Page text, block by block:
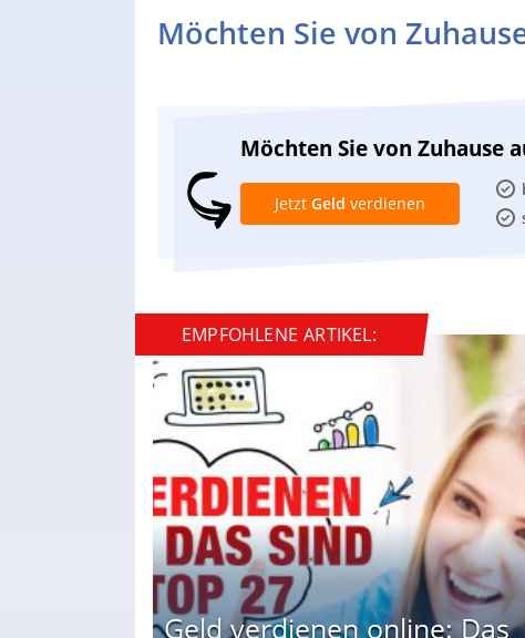
Möchten Sie von
Möchten Sie von Zuhause
Jetzt Geld verdienen
EMPFOHLENE ARTIKEL:
Geld verdienen online: Das